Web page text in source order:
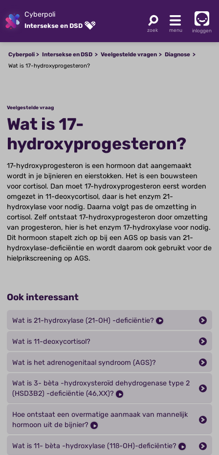
Cyberpoli
Intersekse en DSD
inloggen
Cyberpoli Intersekse en DSD Veelgestelde vragen
Diagnose
Wat is 17-hydroxyprogesteron?
Veelgestelde vraag
Wat is 17-
hydroxyprogesteron?
17-hydroxyprogesteron is een hormoon dat aangemaakt
wordt in je bijnieren en eierstokken. Het is een bouwsteen
voor cortisol. Dan moet 17-hydroxyprogesteron eerst worden
omgezet in 11-deoxycortisol, daar is het enzym 21-
hydroxylase voor nodig. Daarna volgt pas de omzetting in
cortisol. Zelf ontstaat 17-hydroxyprogesteron door omzetting
van progesteron, hier is het enzym 17-hydroxylase voor nodig.
Dit hormoon stapelt zich op bij een AGS op basis van 21-
hydroxylase-deficiëntie en wordt daarom ook gebruikt voor de
hielprikscreening op AGS.
Ook interessant
Wat is 21-hydroxylase (21-OH) -deficiëntie?
Wat is 11-deoxycortisol?
Wat is het adrenogenitaal syndroom (AGS)?
Wat is 3- bèta -hydroxysteroïd dehydrogenase type 2
(HSD3B2) -deficiëntie (46,XX)?
Hoe ontstaat een overmatige aanmaak van mannelijk
hormoon uit de bijnier?
Wat is 11- bèta -hydroxylase (11ß-OH)-deficiëntie?